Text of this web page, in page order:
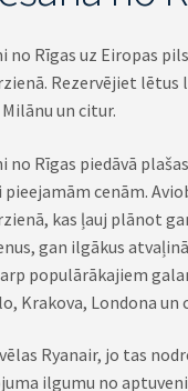
no Rīgas uz Eiropas
Rezervējiet lētus
un citur.
no Rīgas piedāvā
pieejamām cenām.
kas ļauj plānot
gan ilgākus
populārākajiem
Krakova, Londona un
Ryanair, jo tas
ilgumu no